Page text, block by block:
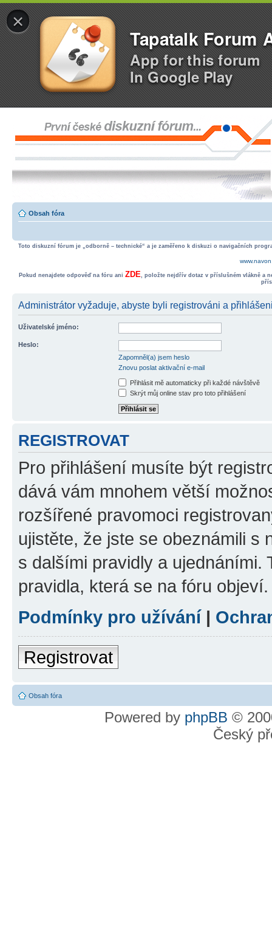
×
Tapatalk Forum
App for this forum
In Google Play
Obsah fóra
Toto diskuzní fórum je „odborně – technické“ a je zaměřeno k diskuzi o navigačních
Pokud nenajdete odpověď na fóru ani ZDE, položte nejdřív dotaz v příslušném vlákně a
Administrátor vyžaduje, abyste byli registrováni a
Uživatelské jméno:
Heslo:
Zapomněl(a) jsem heslo
Znovu poslat aktivační e-mail
Přihlásit mě automaticky při každé návštěvě
Skrýt můj online stav pro toto přihlášení
REGISTROVAT
Pro přihlášení musíte být
dává vám mnohem větší
rozšířené pravomoci
ujistěte, že jste se obeznámili s
s dalšími pravidly a ujednáními.
pravidla, která se na fóru objeví.
Podmínky pro užívání|
Registrovat
Obsah fóra
Powered by phpBB ©
Český